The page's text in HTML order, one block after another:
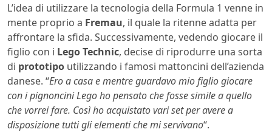
L’idea di utilizzare la tecnologia della Formula 1 venne in
mente proprio a Fremau, il quale la ritenne adatta per
affrontare la sfida. Successivamente, vedendo giocare il
figlio con i Lego Technic, decise di riprodurre una sorta
di prototipo utilizzando i famosi mattoncini dell’azienda
danese. “Ero a casa e mentre guardavo mio figlio giocare
con i pignoncini Lego ho pensato che fosse simile a quello
che vorrei fare. Così ho acquistato vari set per avere a
disposizione tutti gli elementi che mi servivano“.